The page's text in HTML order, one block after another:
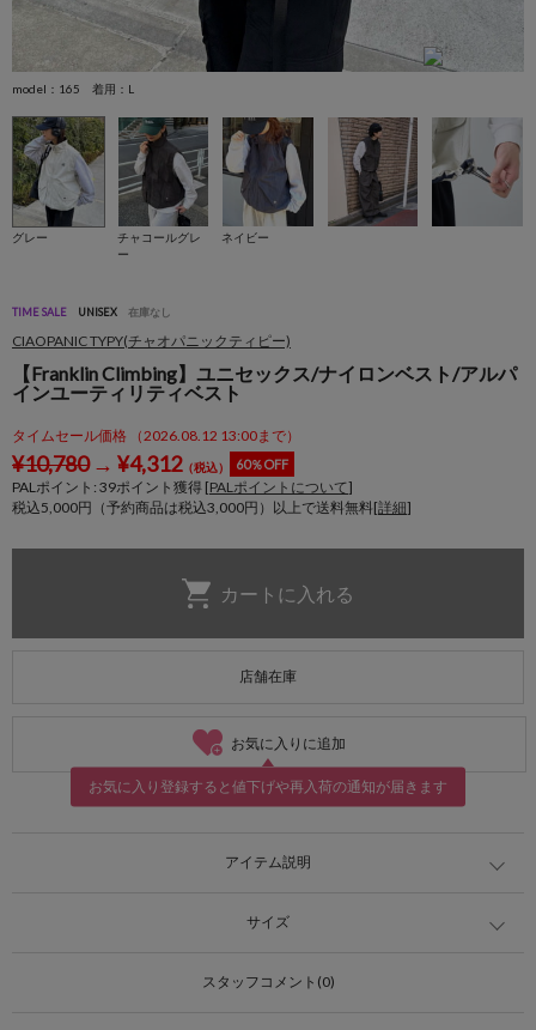
model：165 着用：L
グレー
チャコールグレ
ー
ネイビー
TIME SALE UNISEX 在庫なし
CIAOPANIC TYPY(チャオパニックティピー)
【Franklin Climbing】ユニセックス/ナイロンベスト/アルパ
インユーティリティベスト
タイムセール価格 （2026.08.12 13:00まで）
¥10,780→ ¥4,312（税込） 60％OFF
PALポイント: 39ポイント獲得 [PALポイントについて]
税込5,000円（予約商品は税込3,000円）以上で送料無料[詳細]
店舗在庫
お気に入りに追加
お気に入り登録すると値下げや再入荷の通知が届きます
アイテム説明
サイズ
スタッフコメント(0)